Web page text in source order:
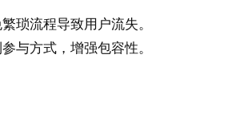
琐流程导致用户流失。
与方式，增强包容性。